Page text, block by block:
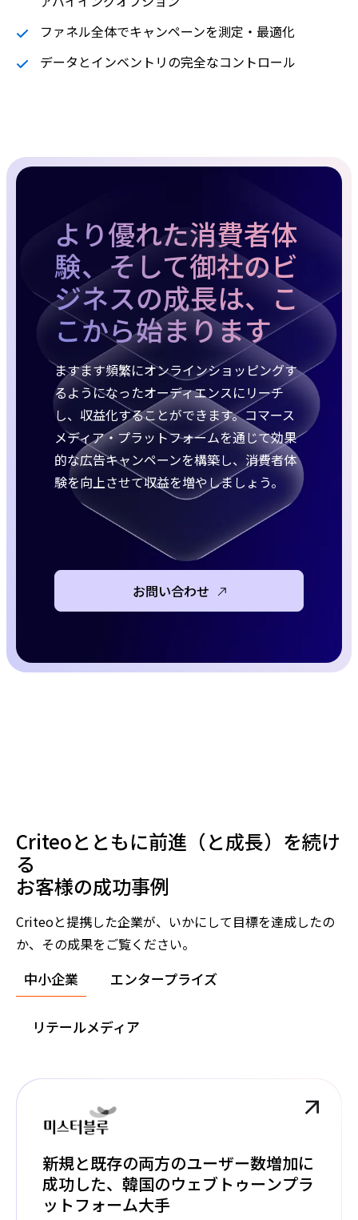
ファネル全体でキャンペーンを測定・最適化
データとインベントリの完全なコントロール
より優れた消費者体
験、そして御社のビ
ジネスの成長は、こ
こから始まります
ますます頻繁にオンラインショッピングす
るようになったオーディエンスにリーチ
し、収益化することができます。コマース
メディア・プラットフォームを通じて効果
的な広告キャンペーンを構築し、消費者体
験を向上させて収益を増やしましょう。
お問い合わせ
Criteoとともに前進（と成長）を続け
る
お客様の成功事例
Criteoと提携した企業が、いかにして目標を達成したの
か、その成果をご覧ください。
中小企業 エンタープライズ
リテールメディア
新規と既存の両方のユーザー数増加に
成功した、韓国のウェブトゥーンプラ
ットフォーム大手